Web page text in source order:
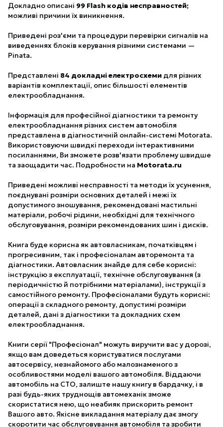
Докладно описані 99 Flash кодів несправностей;
можливі причини їх виникнення.
Приведені роз'єми та процедури перевірки сигналів на
виведеннях блоків керування різними системами —
Pinata.
Представлені 84 докладні електросхеми для різних
варіантів комплектації, опис більшості елементів
електрообладнання.
Інформація для професійної діагностики та ремонту
електрообладнання різних систем автомобіля
представлена в діагностичній онлайн-системі Motorata.
Використовуючи швидкі переходи інтерактивними
посиланнями, Ви зможете розв'язати проблему швидше
та заощадити час. Подробности на Motorata.ru
Приведені можливі несправності та методи їх усунення,
поєднувані розміри основних деталей і межі їх
допустимого зношування, рекомендовані мастильні
матеріали, робочі рідини, необхідні для технічного
обслуговування, розміри рекомендованих шин і дисків.
Книга буде корисна як автовласникам, початківцям і
прогресивним, так і професіоналам авторемонта та
діагностики. Автовласник знайде для себе корисні:
інструкцію з експлуатації, технічне обслуговування (з
періодичністю й потрібними матеріалами), інструкції з
самостійного ремонту. Професіоналами будуть корисні:
операції з складного ремонту, допустимі розміри
деталей, дані з діагностики та докладних схем
електрообладнання.
Книги серії "Професіонал" можуть виручити вас у дорозі,
якщо вам доведеться користуватися послугами
автосервісу, незнайомого або малознаменого з
особливостями моделі вашого автомобіля. Віддаючи
автомобіль на СТО, залиште нашу книгу в бардачку, і в
разі будь-яких труднощів автомеханік зможе
скористатися нею, що неабияк прискорить ремонт
Вашого авто. Якісне викладання матеріалу дає змогу
скоротити час обслуговування автомобіля та зробити